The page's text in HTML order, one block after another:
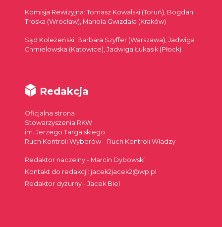
Komisja Rewizyjna: Tomasz Kowalski (Toruń), Bogdan
Troska (Wrocław), Mariola Gwizdała (Kraków)
Sąd Koleżeński: Barbara Szyffer (Warszawa), Jadwiga
Chmielowska (Katowice), Jadwiga Łukasik (Płock)
Redakcja
Oficjalna strona
Stowarzyszenia RKW
im. Jerzego Targalskiego
Ruch Kontroli Wyborów – Ruch Kontroli Władzy
Redaktor naczelny - Marcin Dybowski
Kontakt do redakcji: jacek2jacek2@wp.pl
Redaktor dyżurny - Jacek Biel